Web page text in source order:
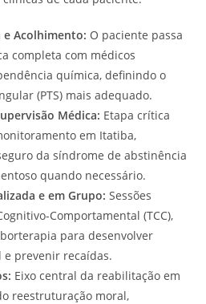
e Acolhimento: O paciente passa
completa com médicos
química, definindo o
(PTS) mais adequado.
Médica: Etapa crítica
em Itatiba,
da síndrome de abstinência
quando necessário.
e em Grupo: Sessões
Comportamental (TCC),
para desenvolver
prevenir recaídas.
Eixo central da reabilitação em
reestruturação moral,